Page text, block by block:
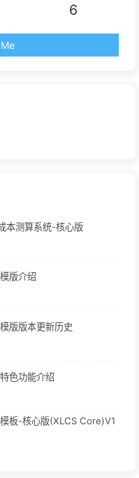
6
本测算系统-核心版
版介绍
版版本更新历史
色功能介绍
板-核心版(XLCS Core)V1